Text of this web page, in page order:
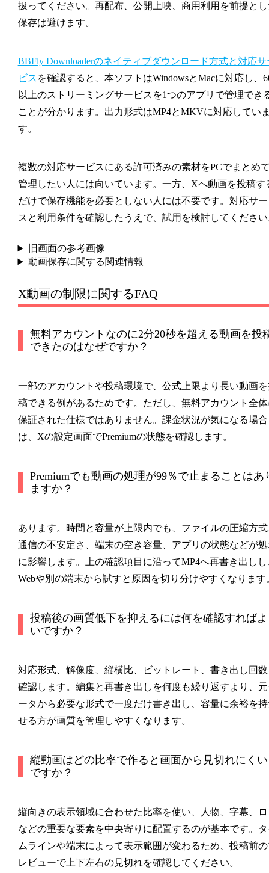
扱ってください。再配布、公開上映、商用利用を前提と
保存は避けます。
BBFly Downloaderのネイティブダウンロード方式と対応サ
ビス を確認すると、本ソフトはWindowsとMacに対応し、
以上のストリーミングサービスを1つのアプリで管理でき
ことが分かります。出力形式はMP4とMKVに対応してい
す。
複数の対応サービスにある許可済みの素材をPCでまとめ
管理したい人には向いています。一方、Xへ動画を投稿す
だけで保存機能を必要としない人には不要です。対応サ
スと利用条件を確認したうえで、試用を検討してくださ
旧画面の参考画像
動画保存に関する関連情報
X動画の制限に関するFAQ
無料アカウントなのに2分20秒を超える動画を投
できたのはなぜですか？
一部のアカウントや投稿環境で、公式上限より長い動画
稿できる例があるためです。ただし、無料アカウント全
保証された仕様ではありません。課金状況が気になる場合
は、Xの設定画面でPremiumの状態を確認します。
Premiumでも動画の処理が99％で止まることはあ
ますか？
あります。時間と容量が上限内でも、ファイルの圧縮方
通信の不安定さ、端末の空き容量、アプリの状態などが
に影響します。上の確認項目に沿ってMP4へ再書き出しし
Webや別の端末から試すと原因を切り分けやすくなります
投稿後の画質低下を抑えるには何を確認すればよ
いですか？
対応形式、解像度、縦横比、ビットレート、書き出し回
確認します。編集と再書き出しを何度も繰り返すより、
ータから必要な形式で一度だけ書き出し、容量に余裕を
せる方が画質を管理しやすくなります。
縦動画はどの比率で作ると画面から見切れにくい
ですか？
縦向きの表示領域に合わせた比率を使い、人物、字幕、
などの重要な要素を中央寄りに配置するのが基本です。
ムラインや端末によって表示範囲が変わるため、投稿前
レビューで上下左右の見切れを確認してください。